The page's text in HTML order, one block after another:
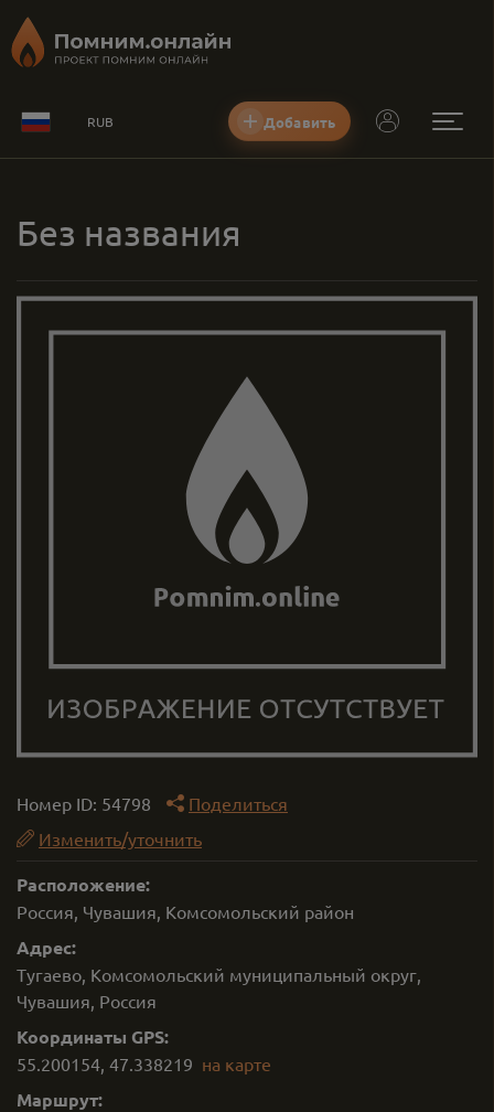
RUB Добавить
Без названия
Номер ID: 54798
Поделиться
Изменить/уточнить
Расположение:
Россия, Чувашия, Комсомольский район
Адрес:
Тугаево, Комсомольский муниципальный округ,
Чувашия, Россия
Координаты GPS:
55.200154, 47.338219 на карте
Маршрут: